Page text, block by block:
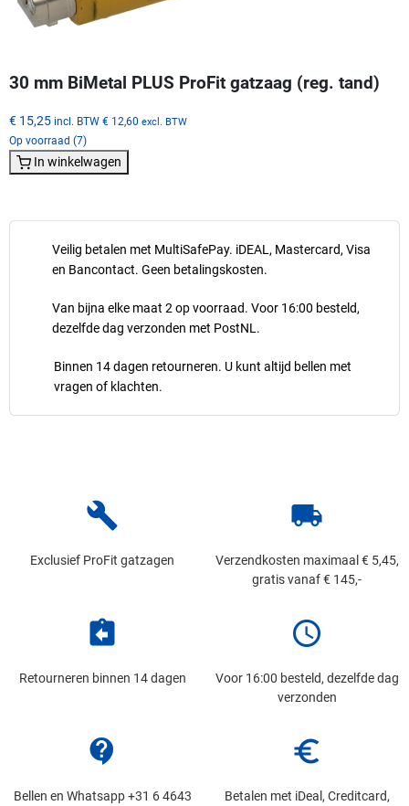
Veilig betalen met MultiSafePay. iDEAL, Mastercard, Visa
en Bancontact. Geen betalingskosten.
Van bijna elke maat 2 op voorraad. Voor 16:00 besteld,
dezelfde dag verzonden met PostNL.
Binnen 14 dagen retourneren. U kunt altijd bellen met
vragen of klachten.
30 mm BiMetal PLUS ProFit gatzaag (reg. tand)
€ 15,25 incl. BTW € 12,60 excl. BTW
Op voorraad (7)
In winkelwagen
build
Exclusief ProFit gatzagen
local_shipping
Verzendkosten maximaal € 5,45,
gratis vanaf € 145,-
assignment_return
Retourneren binnen 14 dagen
schedule
Voor 16:00 besteld, dezelfde dag
verzonden
contact_support
Bellen en Whatsapp +31 6 4643
euro_symbol
Betalen met iDeal, Creditcard,